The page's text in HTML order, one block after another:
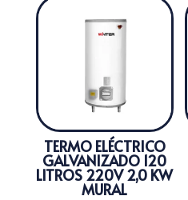
TERMO ELÉCTRICO
GALVANIZADO 120
LITROS 220V 2,0 KW
MURAL